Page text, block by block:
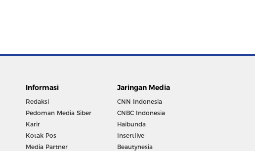
Informasi
Redaksi
Pedoman Media Siber
Karir
Kotak Pos
Media Partner
Jaringan Media
CNN Indonesia
CNBC Indonesia
Haibunda
Insertlive
Beautynesia